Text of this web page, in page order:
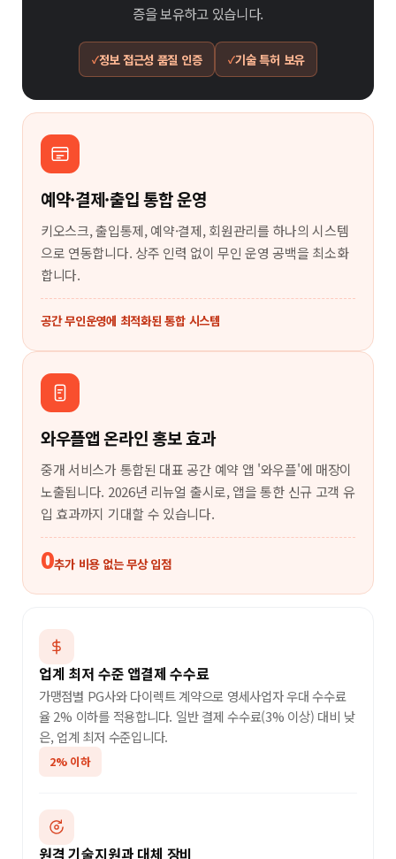
증을 보유하고 있습니다.
정보 접근성 품질 인증 기술 특허 보유
예약·결제·출입 통합 운영
키오스크, 출입통제, 예약·결제, 회원관리를 하나의 시스템
으로 연동합니다. 상주 인력 없이 무인 운영 공백을 최소화
합니다.
공간 무인운영에 최적화된 통합 시스템
와우플앱 온라인 홍보 효과
중개 서비스가 통합된 대표 공간 예약 앱 '와우플'에 매장이
노출됩니다. 2026년 리뉴얼 출시로, 앱을 통한 신규 고객 유
입 효과까지 기대할 수 있습니다.
0추가 비용 없는 무상 입점
업계 최저 수준 앱결제 수수료
가맹점별 PG사와 다이렉트 계약으로 영세사업자 우대 수수료
율 2% 이하를 적용합니다. 일반 결제 수수료(3% 이상) 대비 낮
은, 업계 최저 수준입니다.
2% 이하
원격 기술지원과 대체 장비